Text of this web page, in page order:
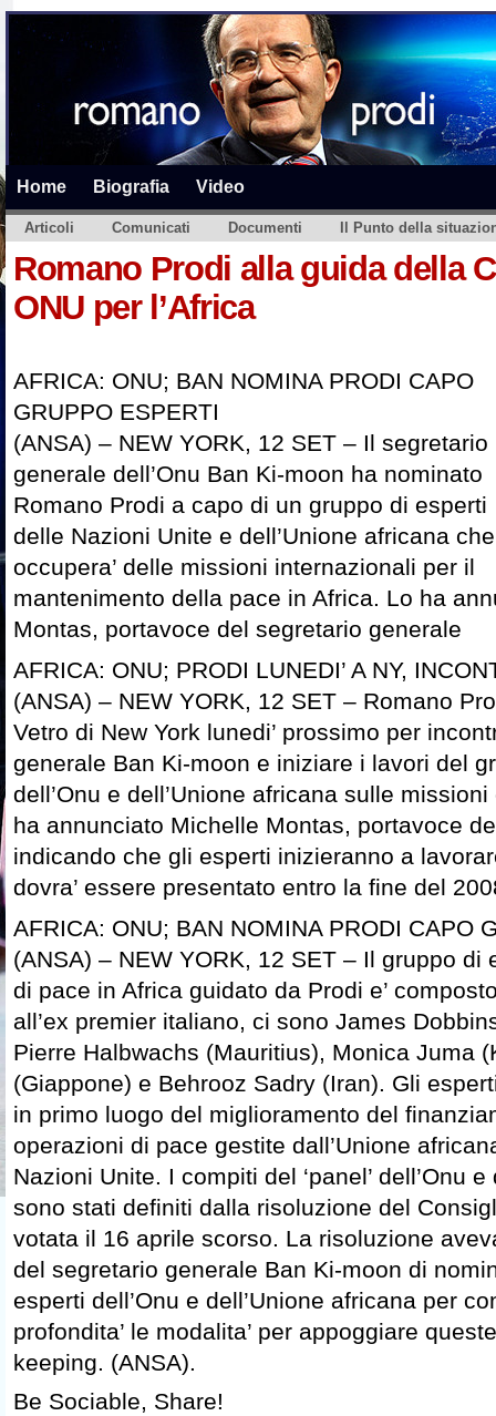
Home Biografia Video
Articoli Comunicati Documenti Il Punto della
Romano Prodi alla guida della
ONU per l’Africa
AFRICA: ONU; BAN NOMINA PRODI CAPO
GRUPPO ESPERTI
(ANSA) – NEW YORK, 12 SET – Il segretario
generale dell’Onu Ban Ki-moon ha nominato
Romano Prodi a capo di un gruppo di esperti
delle Nazioni Unite e dell’Unione africana
occupera’ delle missioni internazionali per il
mantenimento della pace in Africa. Lo ha
Montas, portavoce del segretario generale
AFRICA: ONU; PRODI LUNEDI’ A NY,
(ANSA) – NEW YORK, 12 SET – Romano
Vetro di New York lunedi’ prossimo per
generale Ban Ki-moon e iniziare i lavori del
dell’Onu e dell’Unione africana sulle
ha annunciato Michelle Montas, portavoce
indicando che gli esperti inizieranno a
dovra’ essere presentato entro la fine del
AFRICA: ONU; BAN NOMINA PRODI CAPO
(ANSA) – NEW YORK, 12 SET – Il gruppo di
di pace in Africa guidato da Prodi e’
all’ex premier italiano, ci sono James
Pierre Halbwachs (Mauritius), Monica Juma
(Giappone) e Behrooz Sadry (Iran). Gli
in primo luogo del miglioramento del
operazioni di pace gestite dall’Unione
Nazioni Unite. I compiti del ‘panel’ dell’Onu
sono stati definiti dalla risoluzione del
votata il 16 aprile scorso. La risoluzione
del segretario generale Ban Ki-moon di
esperti dell’Onu e dell’Unione africana per
profondita’ le modalita’ per appoggiare
keeping. (ANSA).
Be Sociable, Share!